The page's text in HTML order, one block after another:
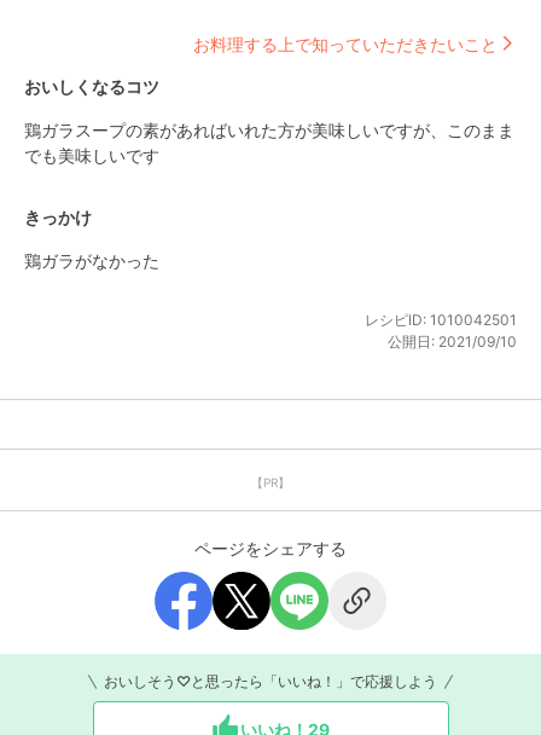
お料理する上で知っていただきたいこと
おいしくなるコツ
鶏ガラスープの素があればいれた方が美味しいですが、このまま
でも美味しいです
きっかけ
鶏ガラがなかった
レシピID: 1010042501
公開日: 2021/09/10
【PR】
ページをシェアする
おいしそう♡と思ったら「いいね！」で応援しよう
いいね！ 29